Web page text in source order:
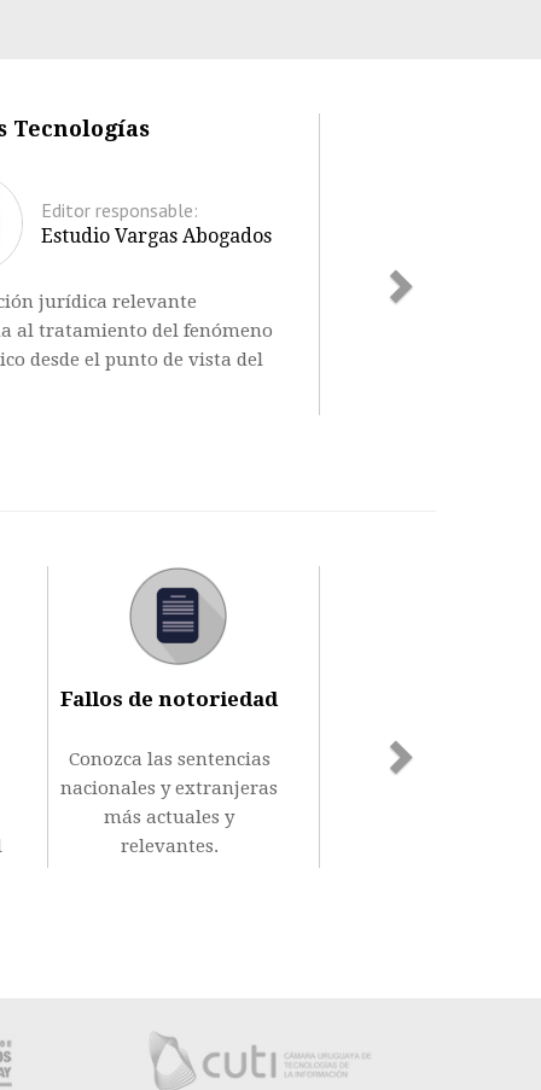
Tecnologías
Editor responsable:
Estudio Vargas Abogados
jurídica relevante
al tratamiento del fenómeno
desde el punto de vista del
Fallos de notoriedad
Conozca las sentencias
nacionales y extranjeras
más actuales y
relevantes.